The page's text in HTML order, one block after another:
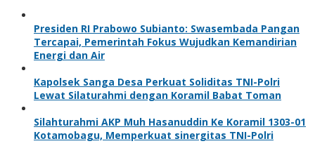
Presiden RI Prabowo Subianto: Swasembada Pangan
Tercapai, Pemerintah Fokus Wujudkan Kemandirian
Energi dan Air
Kapolsek Sanga Desa Perkuat Soliditas TNI-Polri
Lewat Silaturahmi dengan Koramil Babat Toman
Silahturahmi AKP Muh Hasanuddin Ke Koramil 1303-01
Kotamobagu, Memperkuat sinergitas TNI-Polri